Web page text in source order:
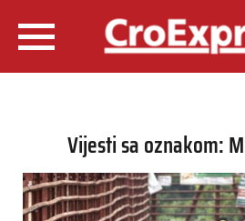
Vijesti sa oznakom: